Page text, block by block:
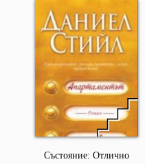
Състояние: Отлично